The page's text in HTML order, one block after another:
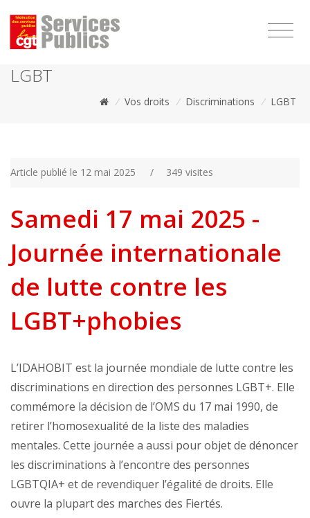
LGBT
/ Vos droits / Discriminations / LGBT
Article publié le 12 mai 2025 / 349 visites
Samedi 17 mai 2025 -
Journée internationale
de lutte contre les
LGBT+phobies
L’IDAHOBIT est la journée mondiale de lutte contre les
discriminations en direction des personnes LGBT+. Elle
commémore la décision de l’OMS du 17 mai 1990, de
retirer l’homosexualité de la liste des maladies
mentales. Cette journée a aussi pour objet de dénoncer
les discriminations à l’encontre des personnes
LGBTQIA+ et de revendiquer l’égalité de droits. Elle
ouvre la plupart des marches des Fiertés.